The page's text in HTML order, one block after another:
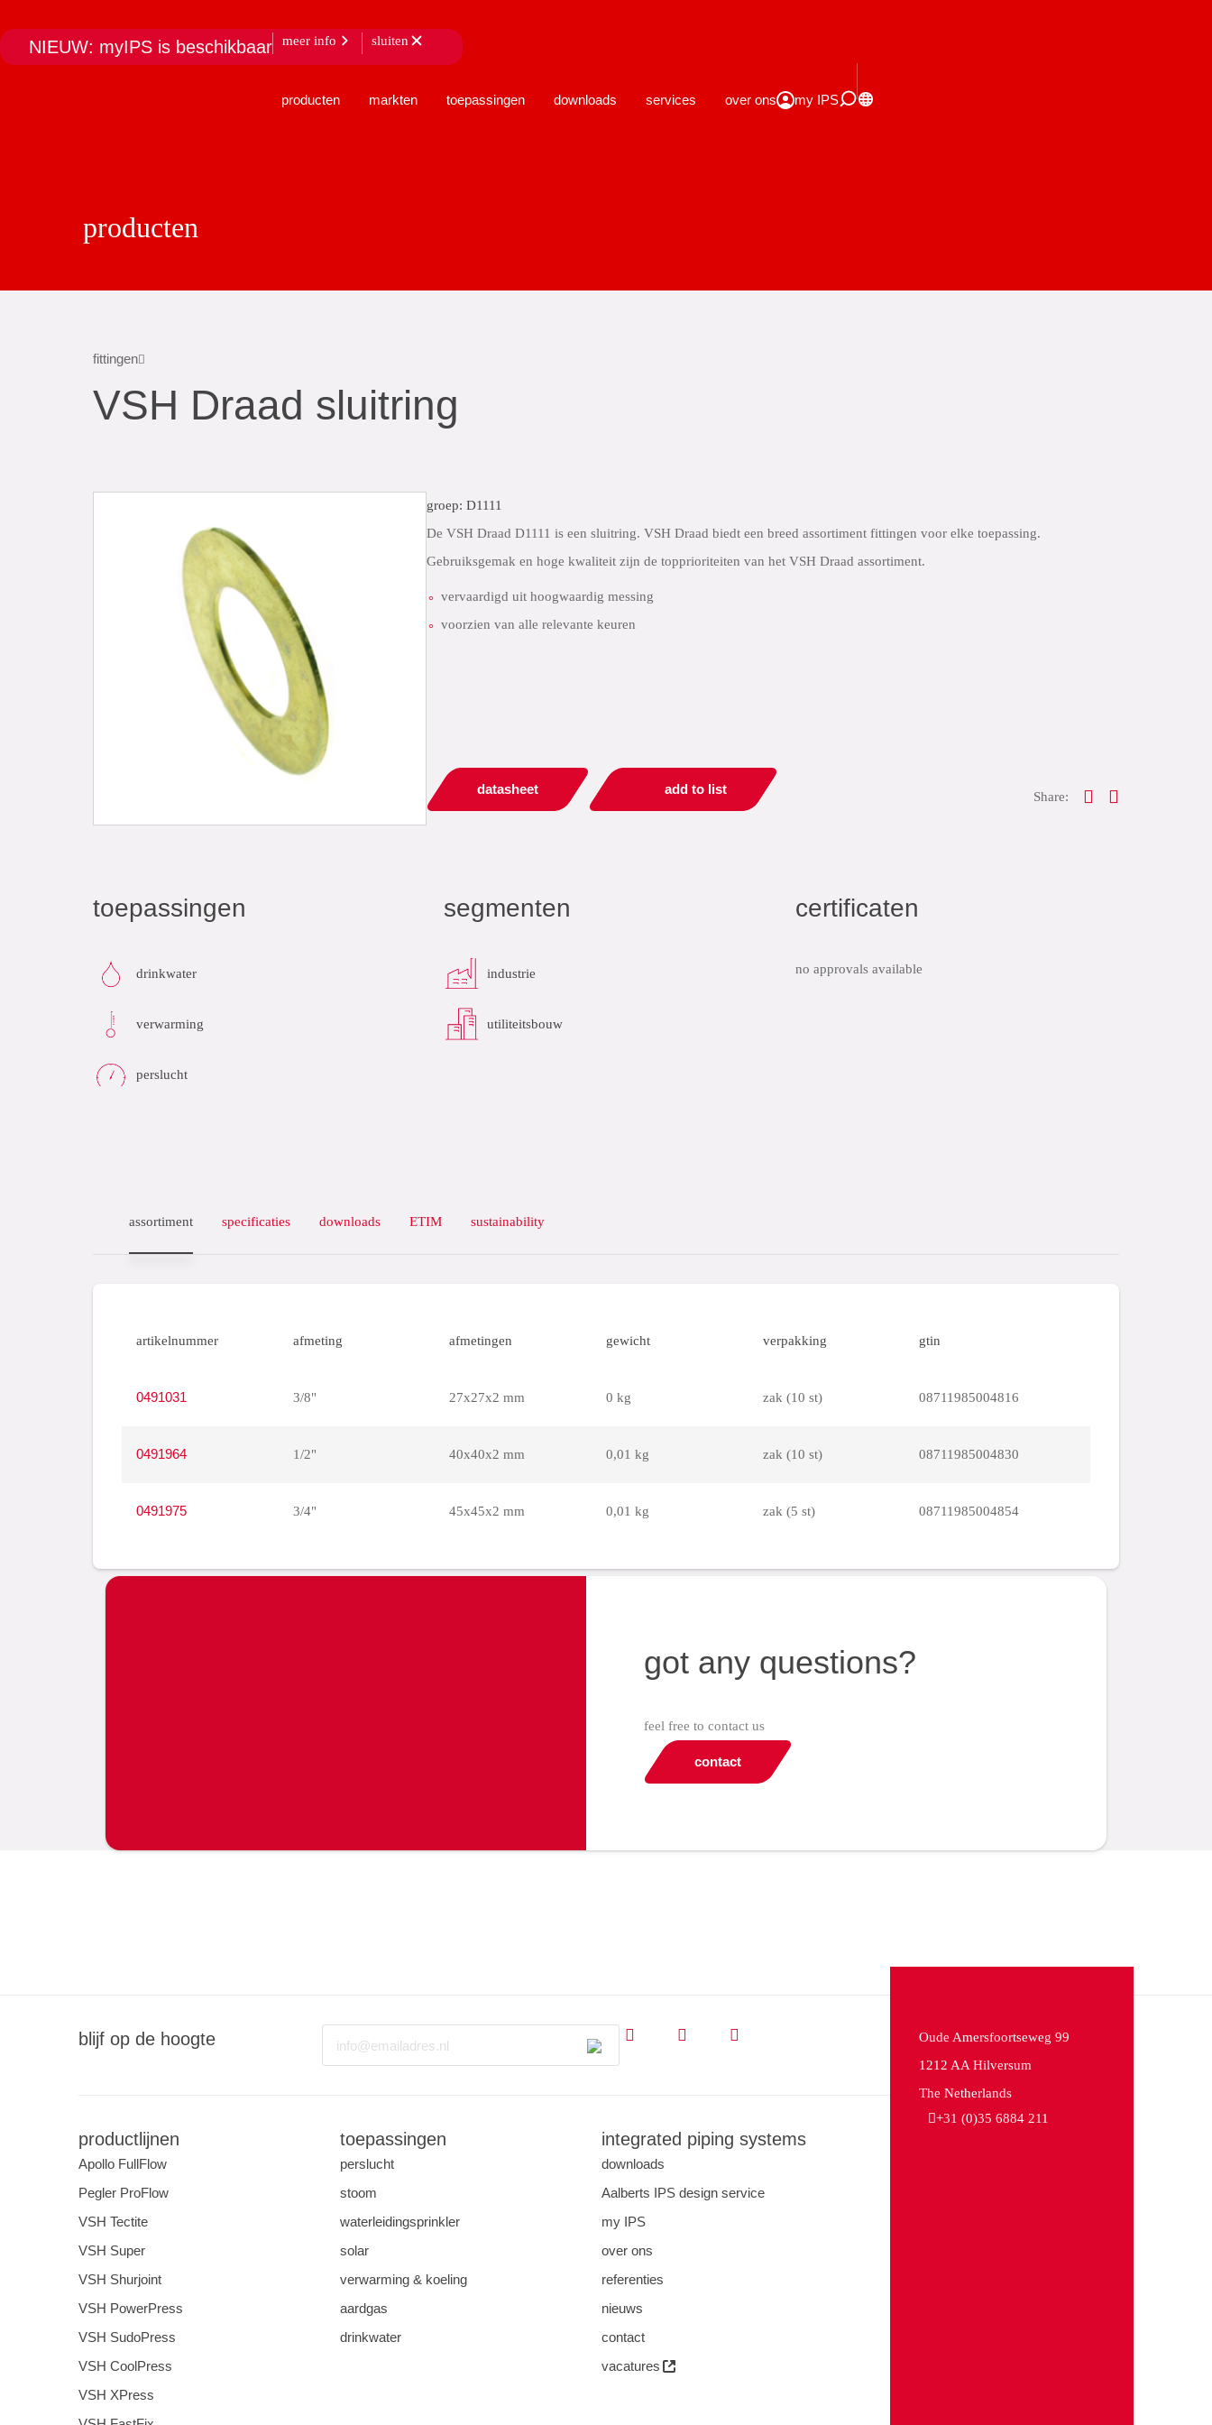
NIEUW: myIPS is beschikbaar meer info sluiten
producten markten toepassingen downloads services over ons
producten
fittingen
VSH Draad sluitring
groep: D1111
De VSH Draad D1111 is een sluitring. VSH Draad biedt een breed assortiment fittingen voor elke toepassing.
Gebruiksgemak en hoge kwaliteit zijn de topprioriteiten van het VSH Draad assortiment.
vervaardigd uit hoogwaardig messing
voorzien van alle relevante keuren
datasheet add to list Share:
toepassingen
drinkwater
verwarming
perslucht
segmenten
industrie
utiliteitsbouw
certificaten
no approvals available
assortiment specificaties downloads ETIM sustainability
artikelnummer afmeting afmetingen gewicht verpakking gtin
0491031 3/8" 27x27x2 mm 0 kg zak (10 st) 08711985004816
0491964 1/2" 40x40x2 mm 0,01 kg zak (10 st) 08711985004830
0491975 3/4" 45x45x2 mm 0,01 kg zak (5 st) 08711985004854
got any questions?
feel free to contact us
contact
blijf op de hoogte
productlijnen
Apollo FullFlow
Pegler ProFlow
VSH Tectite
VSH Super
VSH Shurjoint
VSH PowerPress
VSH SudoPress
VSH CoolPress
VSH XPress
toepassingen
perslucht
stoom
waterleidingsprinkler
solar
verwarming & koeling
aardgas
drinkwater
integrated piping systems
downloads
Aalberts IPS design service
my IPS
over ons
referenties
nieuws
contact
vacatures
Oude Amersfoortseweg 99
1212 AA Hilversum
The Netherlands
+31 (0)35 6884 211